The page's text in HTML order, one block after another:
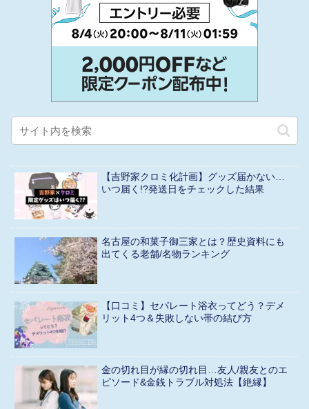
【吉野家クロミ化計画】グッズ届かない…
いつ届く!?発送日をチェックした結果
名古屋の和菓子御三家とは？歴史資料にも
出てくる老舗/名物ランキング
【口コミ】セパレート浴衣ってどう？デメ
リット4つ＆失敗しない帯の結び方
金の切れ目が縁の切れ目…友人/親友とのエ
ピソード&金銭トラブル対処法【絶縁】